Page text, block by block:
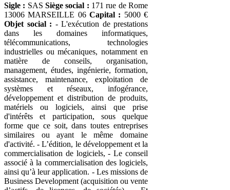
Sigle : SASSiège social : 171 rue de Rome
13006 MARSEILLE 06 Capital : 5000 €
Objet social : - L'exécution de prestations
dans les domaines informatiques,
télécommunications, technologies
industrielles ou mécaniques, notamment en
matière de conseils, organisation,
management, études, ingénierie, formation,
assistance, maintenance, exploitation de
systèmes et réseaux, infogérance,
développement et distribution de produits,
matériels ou logiciels, ainsi que prise
d'intérêts et participation, sous quelque
forme que ce soit, dans toutes entreprises
similaires ou ayant le même domaine
d'activité. - L’édition, le développement et la
commercialisation de logiciels, - Le conseil
associé à la commercialisation des logiciels,
ainsi qu’à leur application. - Les missions de
Business Development (acquisition ou vente